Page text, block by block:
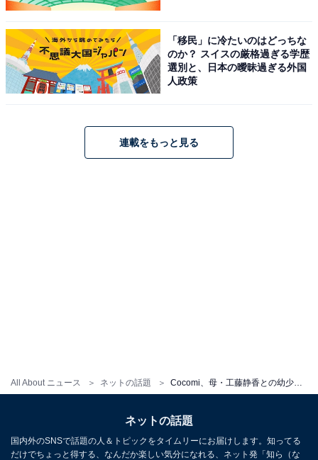
All About ニュース ネットの話題
「移民」に冷たいのはどっちな
のか？ スイスの厳格過ぎる学歴
選別と、日本の曖昧過ぎる外国
人政策
連載をもっと見る
ネットの話題
国内外のSNSで話題の人＆トピックをタイムリーにお届けします。知ってる
だけでちょっと得する、なんだか楽しい気分になれる、ネット発「知ら（な